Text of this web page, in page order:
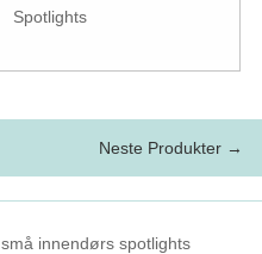
Spotlights
Neste Produkter →
små innendørs spotlights